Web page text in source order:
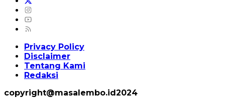
Privacy Policy
Disclaimer
Tentang Kami
Redaksi
copyright@masalembo.id2024